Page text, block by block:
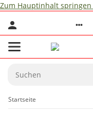
Zum Hauptinhalt springen
Startseite